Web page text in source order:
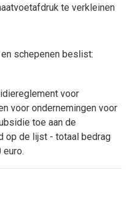
te verkleinen
schepenen beslist:
voor
voor ondernemingen voor
toe aan de
op de lijst - totaal bedrag